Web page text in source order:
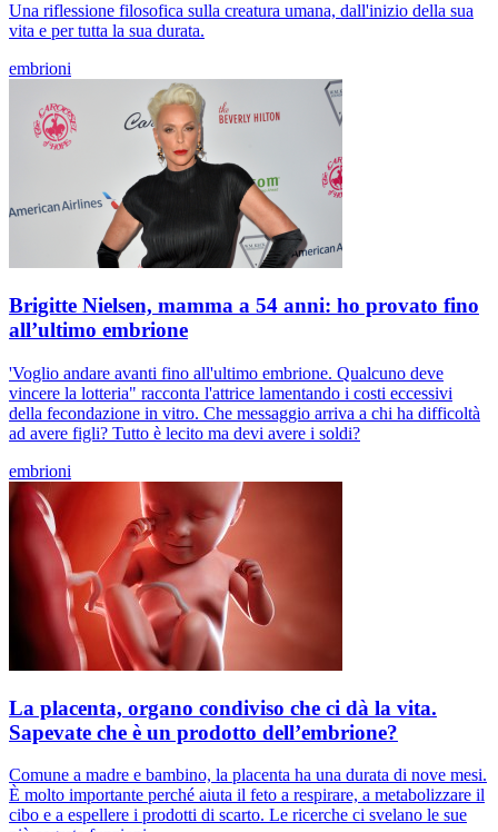
Una riflessione filosofica sulla creatura umana, dall'inizio della sua
vita e per tutta la sua durata.
embrioni
Brigitte Nielsen, mamma a 54 anni: ho provato fino
all’ultimo embrione
'Voglio andare avanti fino all'ultimo embrione. Qualcuno deve
vincere la lotteria" racconta l'attrice lamentando i costi eccessivi
della fecondazione in vitro. Che messaggio arriva a chi ha difficoltà
ad avere figli? Tutto è lecito ma devi avere i soldi?
embrioni
La placenta, organo condiviso che ci dà la vita.
Sapevate che è un prodotto dell’embrione?
Comune a madre e bambino, la placenta ha una durata di nove mesi.
È molto importante perché aiuta il feto a respirare, a metabolizzare il
cibo e a espellere i prodotti di scarto. Le ricerche ci svelano le sue